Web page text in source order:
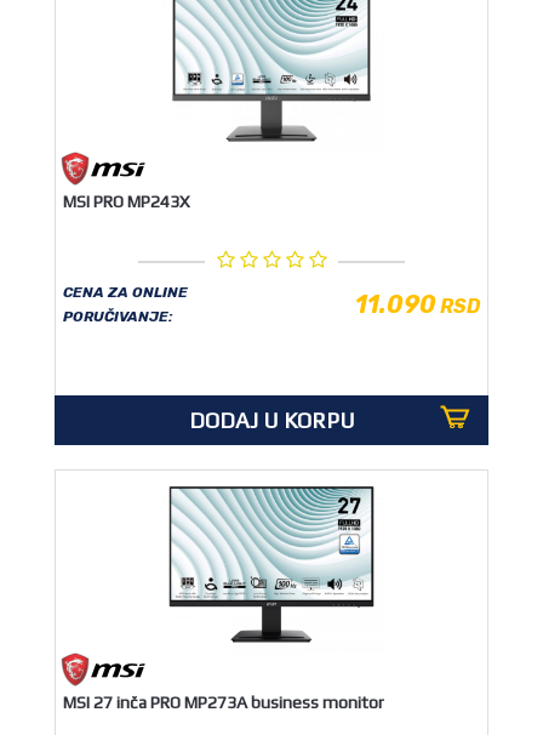
MSI PRO MP243X
CENA ZA ONLINE
PORUČIVANJE:
11.090RSD
DODAJ U KORPU
MSI 27 inča PRO MP273A business monitor